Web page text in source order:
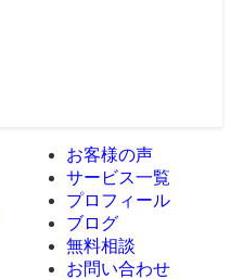
お客様の声
サービス一覧
プロフィール
ブログ
無料相談
お問い合わせ